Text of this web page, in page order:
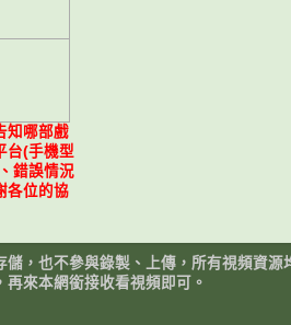
知哪部戲
台(手機型
錯誤情況
各位的協
儲，也不參與錄製、上傳，所有視頻資
來本網銜接收看視頻即可。